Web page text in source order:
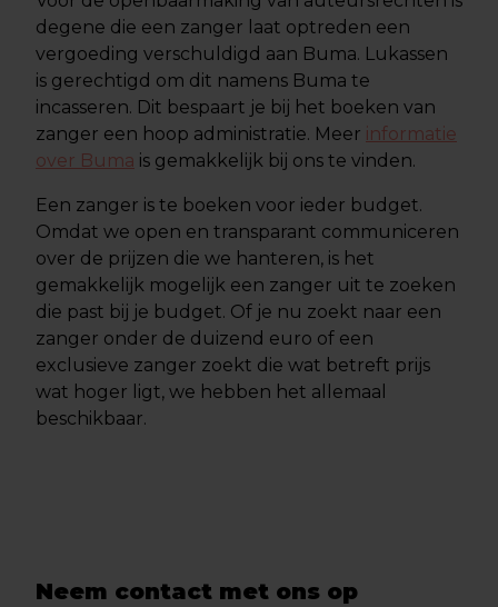
degene die een zanger laat optreden een
vergoeding verschuldigd aan Buma. Lukassen
is gerechtigd om dit namens Buma te
incasseren. Dit bespaart je bij het boeken van
zanger een hoop administratie. Meer informatie
over Buma is gemakkelijk bij ons te vinden.
Een zanger is te boeken voor ieder budget.
Omdat we open en transparant communiceren
over de prijzen die we hanteren, is het
gemakkelijk mogelijk een zanger uit te zoeken
die past bij je budget. Of je nu zoekt naar een
zanger onder de duizend euro of een
exclusieve zanger zoekt die wat betreft prijs
wat hoger ligt, we hebben het allemaal
beschikbaar.
Neem contact met ons op